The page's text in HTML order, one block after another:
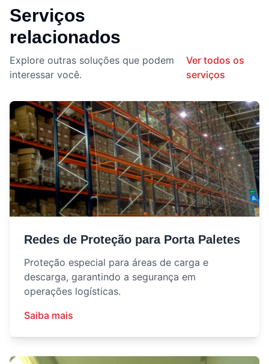
Serviços
relacionados
Explore outras soluções que podem
interessar você.
Ver todos os
serviços
Redes de Proteção para Porta Paletes
Proteção especial para áreas de carga e
descarga, garantindo a segurança em
operações logísticas.
Saiba mais